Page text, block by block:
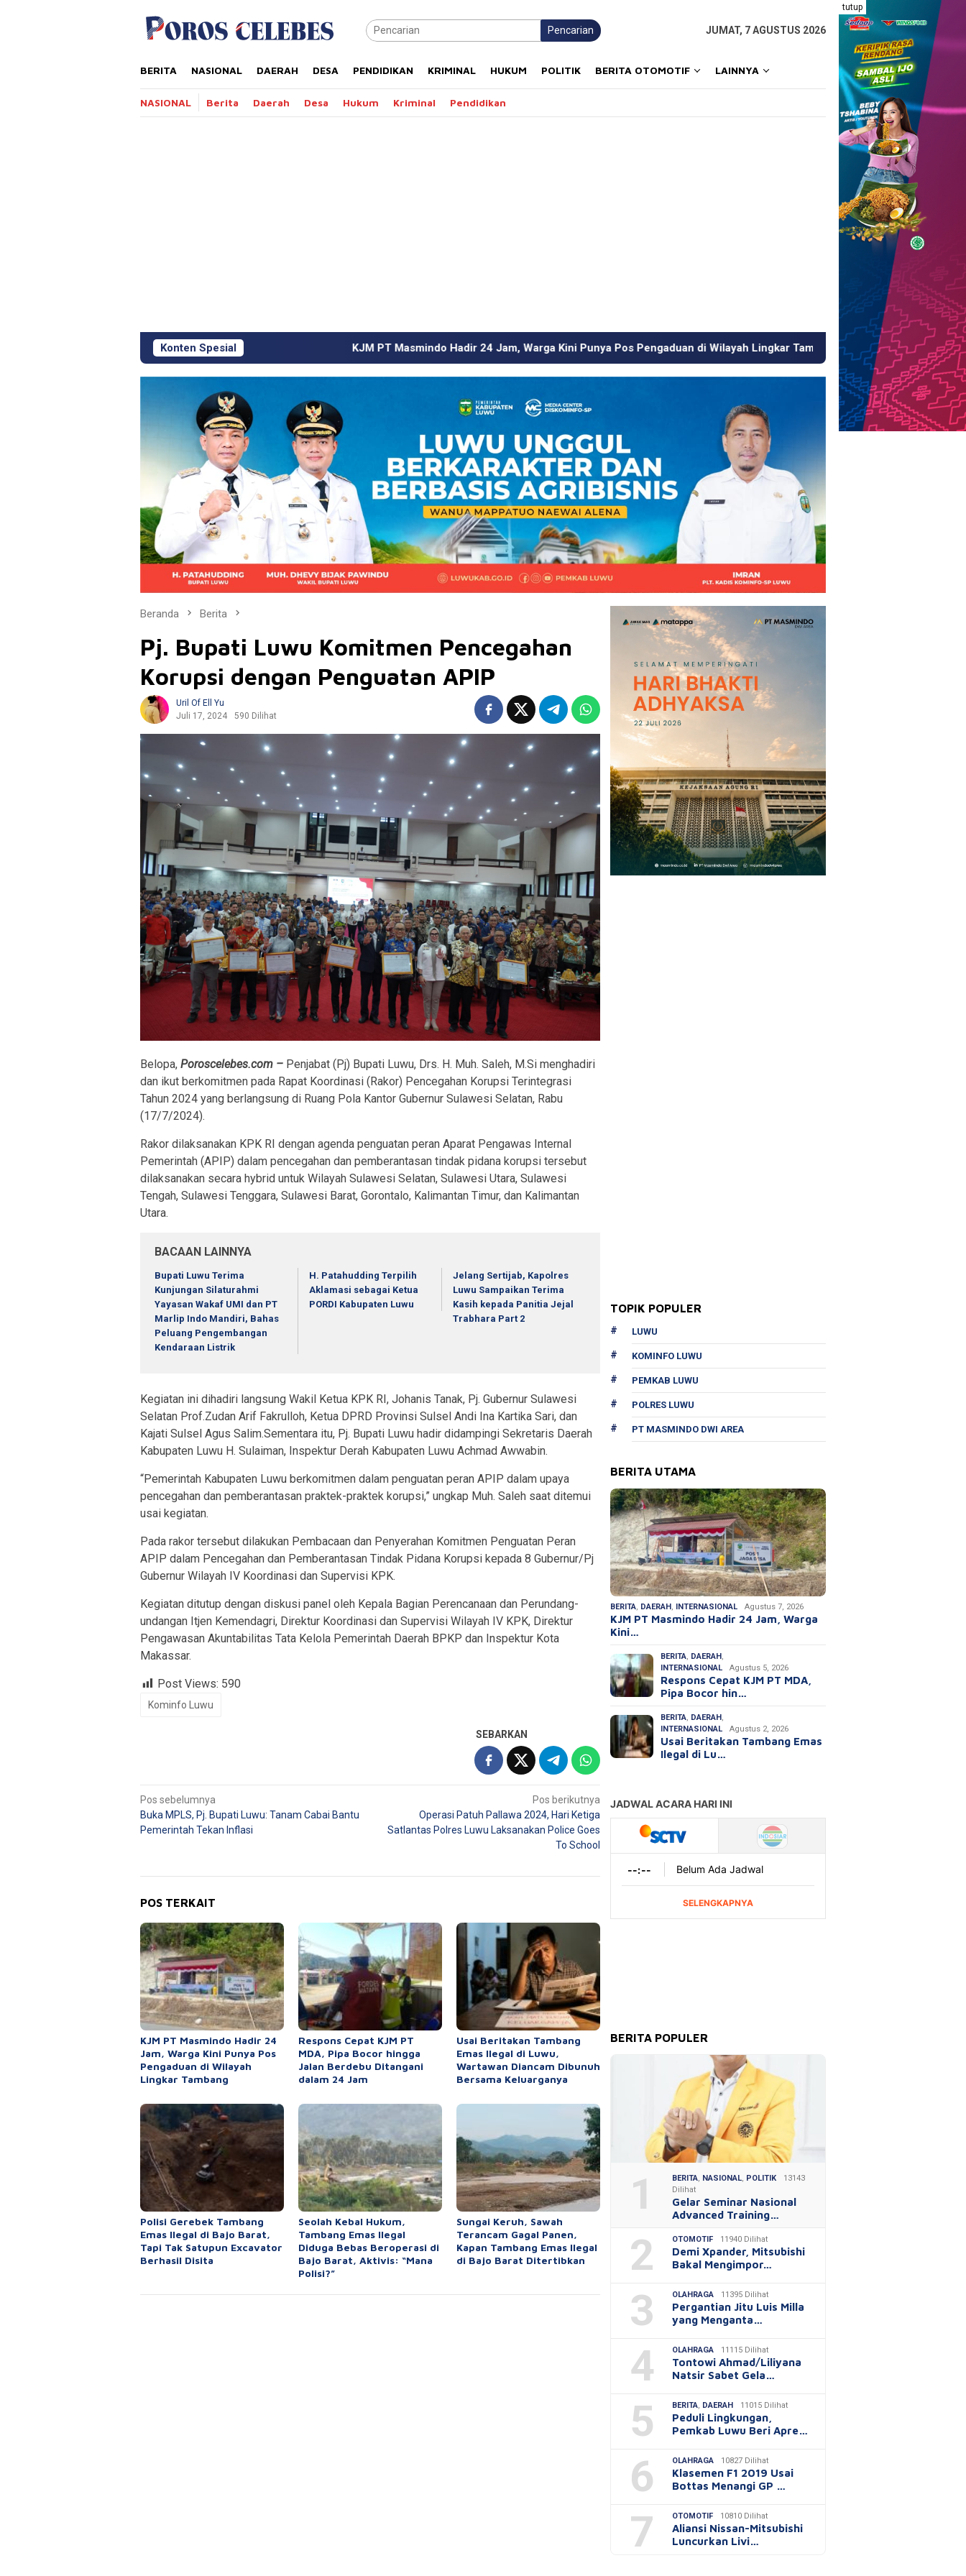
tutup
Pencarian JUMAT, 7 AGUSTUS 2026
BERITA NASIONAL DAERAH DESA PENDIDIKAN KRIMINAL HUKUM POLITIK BERITA OTOMOTIF LAINNYA
NASIONAL Berita Daerah Desa Hukum Kriminal Pendidikan
Konten SpesialKJM PT Masmindo Hadir 24 Jam, Warga Kini Punya Pos Pengaduan di Wilayah Lingkar Tambang Respons Cepat KJM PT MDA, Pipa
Beranda Berita
Pj. Bupati Luwu Komitmen Pencegahan
Korupsi dengan Penguatan APIP
Uril Of Ell Yu
Juli 17, 2024
590 Dilihat
Belopa, Poroscelebes.com – Penjabat (Pj) Bupati Luwu, Drs. H. Muh. Saleh, M.Si menghadiri
dan ikut berkomitmen pada Rapat Koordinasi (Rakor) Pencegahan Korupsi Terintegrasi
Tahun 2024 yang berlangsung di Ruang Pola Kantor Gubernur Sulawesi Selatan, Rabu
(17/7/2024).
Rakor dilaksanakan KPK RI dengan agenda penguatan peran Aparat Pengawas Internal
Pemerintah (APIP) dalam pencegahan dan pemberantasan tindak pidana korupsi tersebut
dilaksanakan secara hybrid untuk Wilayah Sulawesi Selatan, Sulawesi Utara, Sulawesi
Tengah, Sulawesi Tenggara, Sulawesi Barat, Gorontalo, Kalimantan Timur, dan Kalimantan
Utara.
BACAAN LAINNYA
Bupati Luwu Terima
Kunjungan Silaturahmi
Yayasan Wakaf UMI dan PT
Marlip Indo Mandiri, Bahas
Peluang Pengembangan
Kendaraan Listrik
H. Patahudding Terpilih
Aklamasi sebagai Ketua
PORDI Kabupaten Luwu
Jelang Sertijab, Kapolres
Luwu Sampaikan Terima
Kasih kepada Panitia Jejal
Trabhara Part 2
Kegiatan ini dihadiri langsung Wakil Ketua KPK RI, Johanis Tanak, Pj. Gubernur Sulawesi
Selatan Prof.Zudan Arif Fakrulloh, Ketua DPRD Provinsi Sulsel Andi Ina Kartika Sari, dan
Kajati Sulsel Agus Salim.Sementara itu, Pj. Bupati Luwu hadir didampingi Sekretaris Daerah
Kabupaten Luwu H. Sulaiman, Inspektur Derah Kabupaten Luwu Achmad Awwabin.
“Pemerintah Kabupaten Luwu berkomitmen dalam penguatan peran APIP dalam upaya
pencegahan dan pemberantasan praktek-praktek korupsi,” ungkap Muh. Saleh saat ditemui
usai kegiatan.
Pada rakor tersebut dilakukan Pembacaan dan Penyerahan Komitmen Penguatan Peran
APIP dalam Pencegahan dan Pemberantasan Tindak Pidana Korupsi kepada 8 Gubernur/Pj
Gubernur Wilayah IV Koordinasi dan Supervisi KPK.
Kegiatan ditutup dengan diskusi panel oleh Kepala Bagian Perencanaan dan Perundang-
undangan Itjen Kemendagri, Direktur Koordinasi dan Supervisi Wilayah IV KPK, Direktur
Pengawasan Akuntabilitas Tata Kelola Pemerintah Daerah BPKP dan Inspektur Kota
Makassar.
Post Views: 590
Kominfo Luwu
SEBARKAN
Navigasi
pos
Pos sebelumnya
Buka MPLS, Pj. Bupati Luwu: Tanam Cabai Bantu
Pemerintah Tekan Inflasi
Pos berikutnya
Operasi Patuh Pallawa 2024, Hari Ketiga
Satlantas Polres Luwu Laksanakan Police Goes
To School
POS TERKAIT
KJM PT Masmindo Hadir 24
Jam, Warga Kini Punya Pos
Pengaduan di Wilayah
Lingkar Tambang
Respons Cepat KJM PT
MDA, Pipa Bocor hingga
Jalan Berdebu Ditangani
dalam 24 Jam
Usai Beritakan Tambang
Emas Ilegal di Luwu,
Wartawan Diancam Dibunuh
Bersama Keluarganya
Polisi Gerebek Tambang
Emas Ilegal di Bajo Barat,
Tapi Tak Satupun Excavator
Berhasil Disita
Seolah Kebal Hukum,
Tambang Emas Ilegal
Diduga Bebas Beroperasi di
Bajo Barat, Aktivis: “Mana
Polisi?”
Sungai Keruh, Sawah
Terancam Gagal Panen,
Kapan Tambang Emas Ilegal
di Bajo Barat Ditertibkan
TOPIK POPULER
LUWU
KOMINFO LUWU
PEMKAB LUWU
POLRES LUWU
PT MASMINDO DWI AREA
BERITA UTAMA
BERITA, DAERAH, INTERNASIONAL Agustus 7, 2026
KJM PT Masmindo Hadir 24 Jam, Warga
Kini…
BERITA, DAERAH,
INTERNASIONAL
Agustus 5, 2026
Respons Cepat KJM PT MDA,
Pipa Bocor hin…
BERITA, DAERAH,
INTERNASIONAL
Agustus 2, 2026
Usai Beritakan Tambang Emas
Ilegal di Lu…
BERITA POPULER
1 BERITA NASIONAL POLITIK
13143
Dilihat
Gelar Seminar Nasional
Advanced Training…
2 OTOMOTIF 11940 Dilihat
Demi Xpander, Mitsubishi
Bakal Mengimpor…
3 OLAHRAGA 11395 Dilihat
Pergantian Jitu Luis Milla
yang Menganta…
4 OLAHRAGA 11115 Dilihat
Tontowi Ahmad/Liliyana
Natsir Sabet Gela…
5 BERITA DAERAH 11015 Dilihat
Peduli Lingkungan,
Pemkab Luwu Beri Apre…
6 OLAHRAGA 10827 Dilihat
Klasemen F1 2019 Usai
Bottas Menangi GP …
7 OTOMOTIF 10810 Dilihat
Aliansi Nissan-Mitsubishi
Luncurkan Livi…